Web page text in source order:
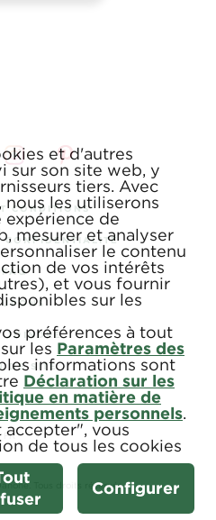
CONDITIONS
CONFIDENTIALITÉ
FAQ
JOINDRE
DE SITE
Tous droits réservés.
et d'autres
sur son site web, y
tiers. Avec
les utiliserons
de
mesurer et analyser
le contenu
de vos intérêts
et vous fournir
sur les
préférences à tout
les Paramètres des
informations sont
Déclaration sur les
en matière de
personnels.
accepter", vous
de tous les cookies
Configurer